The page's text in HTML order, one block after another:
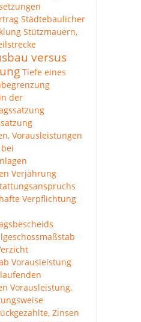
Städtebaulicher
Stützmauern,
versus
Tiefe eines
der
Vorausleistungen
Verjährung
Verpflichtung
Vorausleistung
Vorausleistung,
Zinsen